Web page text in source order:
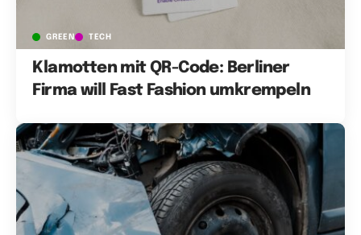
GREEN TECH
Klamotten mit QR-Code: Berliner
Firma will Fast Fashion umkrempeln